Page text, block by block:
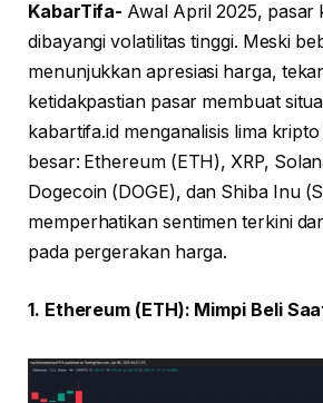
KabarTifa- Awal April 2025, pasar
dibayangi volatilitas tinggi. Meski
menunjukkan apresiasi harga,
ketidakpastian pasar membuat
kabartifa.id menganalisis lima
besar: Ethereum (ETH), XRP,
Dogecoin (DOGE), dan Shiba Inu
memperhatikan sentimen terkini
pada pergerakan harga.
1. Ethereum (ETH): Mimpi Beli